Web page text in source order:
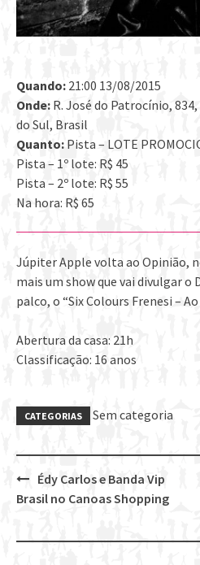
Quando: 21:00 13/08/2015
Onde: R. José do Patrocínio,
do Sul, Brasil
Quanto: Pista – LOTE
Pista – 1º lote: R$ 45
Pista – 2º lote: R$ 55
Na hora: R$ 65
Júpiter Apple volta ao Opinião,
mais um show que vai divulgar o
palco, o “Six Colours Frenesi –
Abertura da casa: 21h
Classificação: 16 anos
CATEGORIAS Sem categoria
Post
Édy Carlos e Banda Vip
Brasil no Canoas Shopping